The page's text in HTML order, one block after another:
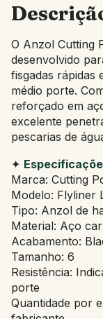
O Anzol Cutting
desenvolvido
fisgadas rápidas
médio porte.
reforçado em
excelente
pescarias de
✦
Marca: Cutting
Modelo: Flyliner
Tipo: Anzol de
Material: Aço
Acabamento:
Tamanho: 6
Resistência:
porte
Quantidade por